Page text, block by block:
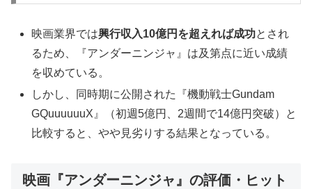
映画業界では興行収入10億円を超えれば成功とされ
るため、『アンダーニンジャ』は及第点に近い成績
を収めている。
しかし、同時期に公開された『機動戦士Gundam
GQuuuuuuX』（初週5億円、2週間で14億円突破）と
比較すると、やや見劣りする結果となっている。
映画『アンダーニンジャ』の評価・ヒット